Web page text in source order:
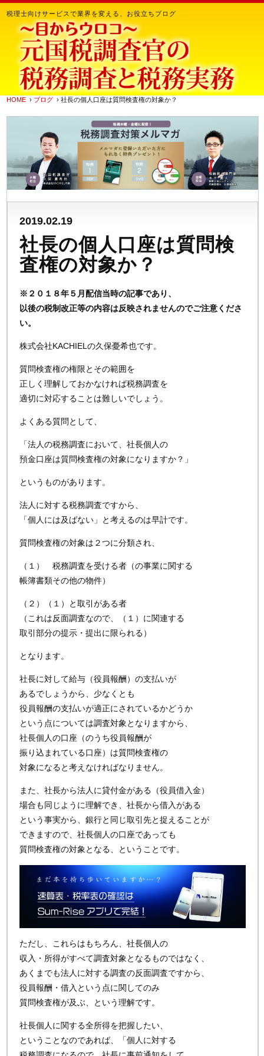
税理士向けサービスで業界を変える、お役立ちブログ
HOME › ブログ › 社長の個人口座は質問検査権の対象か？
2019.02.19
社長の個人口座は質問検
査権の対象か？
※２０１８年５月配信当時の記事であり、
以後の税制改正等の内容は反映されませんのでご注意くださ
い。
株式会社KACHIELの久保憂希也です。
質問検査権の権限とその範囲を
正しく理解しておかなければ税務調査を
適切に対応することは難しいでしょう。
よくある質問として、
「法人の税務調査において、社長個人の
預金口座は質問検査権の対象になりますか？」
というものがあります。
法人に対する税務調査ですから、
「個人には及ばない」と考えるのは早計です。
質問検査権の対象は２つに分類され、
（１） 税務調査を受ける者（の事業に関する
帳簿書類その他の物件）
（２）（１）と取引がある者
（これは反面調査なので、（１）に関連する
取引部分の提示・提出に限られる）
となります。
社長に対して給与（役員報酬）の支払いが
あるでしょうから、少なくとも
役員報酬の支払いが適正にされているかどうか
という点については調査対象となりますから、
社長個人の口座（のうち役員報酬が
振り込まれている口座）は質問検査権の
対象になると考えなければなりません。
また、社長から法人に貸付金がある（役員借入金）
場合も同じように理解でき、社長から借入がある
という事実から、銀行と同じ取引先と捉えることが
できますので、社長個人の口座であっても
質問検査権の対象となる、ということです。
ただし、これらはもちろん、社長個人の
収入・所得がすべて調査対象となるものではなく、
あくまでも法人に対する調査の反面調査ですから、
役員報酬・借入という点に関してのみ
質問検査権が及ぶ、という理解です。
社長個人に関する全所得を把握したい、
ということなのであれば、「個人に対する